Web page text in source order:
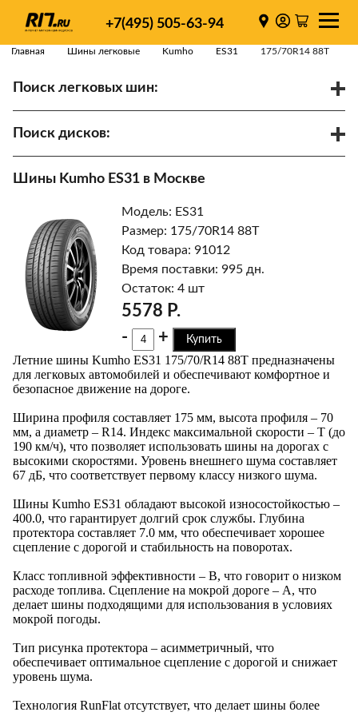
+7(495) 505-63-94
Главная Шины легковые Kumho ES31 175/70R14 88T
Поиск легковых шин:
Поиск дисков:
Найти
Шины Kumho ES31 в Москве
Модель: ES31
Размер: 175/70R14 88T
Код товара: 91012
Время поставки: 995 дн.
Остаток: 4 шт
5578 Р.
-
+ Купить
Летние шины Kumho ES31 175/70/R14 88T предназначены
для легковых автомобилей и обеспечивают комфортное и
безопасное движение на дороге.
Ширина профиля составляет 175 мм, высота профиля – 70
мм, а диаметр – R14. Индекс максимальной скорости – T (до
190 км/ч), что позволяет использовать шины на дорогах с
высокими скоростями. Уровень внешнего шума составляет
67 дБ, что соответствует первому классу низкого шума.
Шины Kumho ES31 обладают высокой износостойкостью –
400.0, что гарантирует долгий срок службы. Глубина
протектора составляет 7.0 мм, что обеспечивает хорошее
сцепление с дорогой и стабильность на поворотах.
Класс топливной эффективности – B, что говорит о низком
расходе топлива. Сцепление на мокрой дороге – A, что
делает шины подходящими для использования в условиях
мокрой погоды.
Тип рисунка протектора – асимметричный, что
обеспечивает оптимальное сцепление с дорогой и снижает
уровень шума.
Технология RunFlat отсутствует, что делает шины более